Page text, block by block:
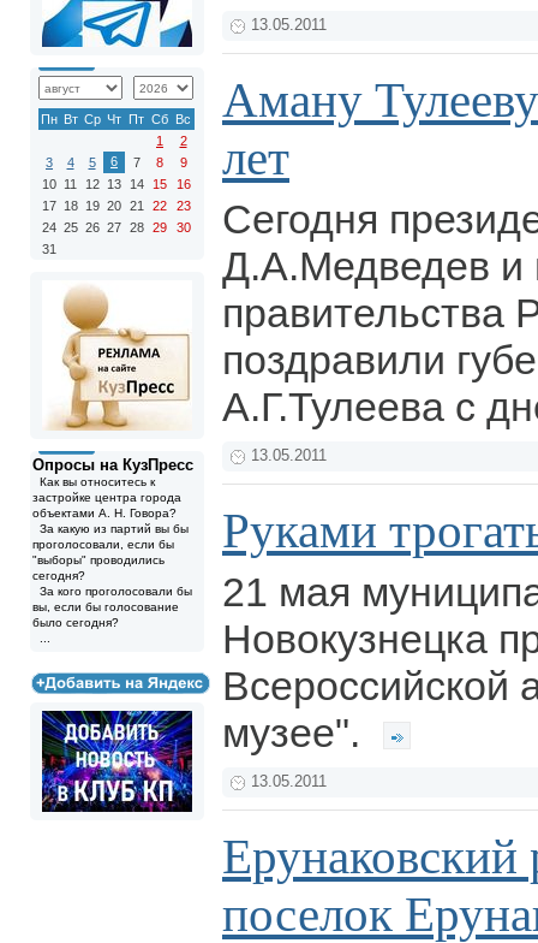
Пн Вт Ср Чт Пт Сб Вс
1
2
3
4 5 6 7 8
9
10 11 12 13 14 15
16
17 18 19 20 21 22
23
24 25 26 27 28 29
30
31
Опросы на КузПресс
Как вы относитесь к
застройке центра города
объектами А. Н. Говора?
За какую из партий вы бы
проголосовали, если бы
"выборы" проводились
сегодня?
За кого проголосовали бы
вы, если бы голосование
было сегодня?
13.05.2011
Аману
лет
Сегодня
Д.А.Медведев и
правительства
поздравили
А.Г.Тулеева с
13.05.2011
Руками
21 мая
Новокузнецка
Всероссийской
музее".
13.05.2011
Ерунаковский
поселок